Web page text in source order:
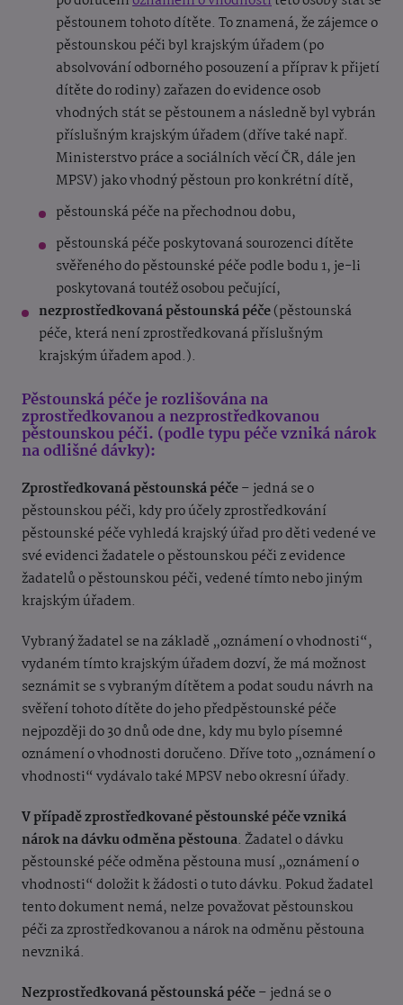
pěstounem tohoto dítěte. To znamená, že zájemce o
pěstounskou péči byl krajským úřadem (po
absolvování odborného posouzení a příprav k přijetí
dítěte do rodiny) zařazen do evidence osob
vhodných stát se pěstounem a následně byl vybrán
příslušným krajským úřadem (dříve také např.
Ministerstvo práce a sociálních věcí ČR, dále jen
MPSV) jako vhodný pěstoun pro konkrétní dítě,
pěstounská péče na přechodnou dobu,
pěstounská péče poskytovaná sourozenci dítěte
svěřeného do pěstounské péče podle bodu 1, je-li
poskytovaná toutéž osobou pečující,
nezprostředkovaná pěstounská péče(pěstounská
péče, která není zprostředkovaná příslušným
krajským úřadem apod.).
Pěstounská péče je rozlišována na
zprostředkovanou a nezprostředkovanou
pěstounskou péči. (podle typu péče vzniká nárok
na odlišné dávky):
Zprostředkovaná pěstounská péče– jedná se o
pěstounskou péči, kdy pro účely zprostředkování
pěstounské péče vyhledá krajský úřad pro děti vedené ve
své evidenci žadatele o pěstounskou péči z evidence
žadatelů o pěstounskou péči, vedené tímto nebo jiným
krajským úřadem.
Vybraný žadatel se na základě „oznámení o vhodnosti“,
vydaném tímto krajským úřadem dozví, že má možnost
seznámit se s vybraným dítětem a podat soudu návrh na
svěření tohoto dítěte do jeho předpěstounské péče
nejpozději do 30 dnů ode dne, kdy mu bylo písemné
oznámení o vhodnosti doručeno. Dříve toto „oznámení o
vhodnosti“ vydávalo také MPSV nebo okresní úřady.
V případě zprostředkované pěstounské péče vzniká
nárok na dávku odměna pěstouna. Žadatel o dávku
pěstounské péče odměna pěstouna musí „oznámení o
vhodnosti“ doložit k žádosti o tuto dávku. Pokud žadatel
tento dokument nemá, nelze považovat pěstounskou
péči za zprostředkovanou a nárok na odměnu pěstouna
nevzniká.
Nezprostředkovaná pěstounská péče– jedná se o